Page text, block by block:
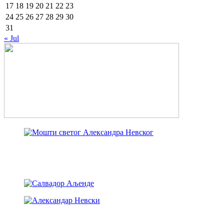
17 18 19 20 21 22 23
24 25 26 27 28 29 30
31
« Jul